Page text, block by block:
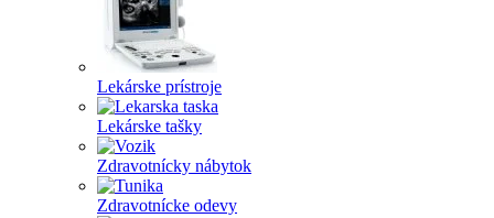
Lekárske prístroje
Lekárske tašky
Zdravotnícky nábytok
Zdravotnícke odevy